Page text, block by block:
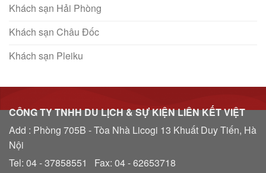
Khách sạn Hải Phòng
Khách sạn Châu Đốc
Khách sạn Pleiku
CÔNG TY TNHH DU LỊCH & SỰ KIỆN LIÊN KẾT VIỆT
Add : Phòng 705B - Tòa Nhà Licogi 13 Khuất Duy Tiến, Hà
Nội
Tel: 04 - 37858551 Fax: 04 - 62653718